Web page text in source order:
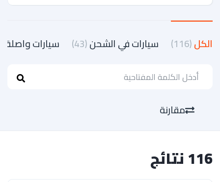
الكل(116) سيارات في الشحن(43) سيارات واصلة
مقارنة
116 نتائج